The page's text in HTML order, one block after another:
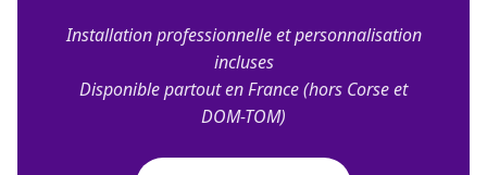
Installation professionnelle et personnalisation
incluses
Disponible partout en France (hors Corse et
DOM-TOM)